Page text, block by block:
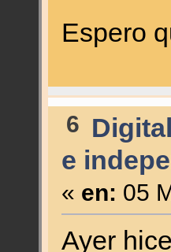
Espero
6
e
« en: 05
Ayer